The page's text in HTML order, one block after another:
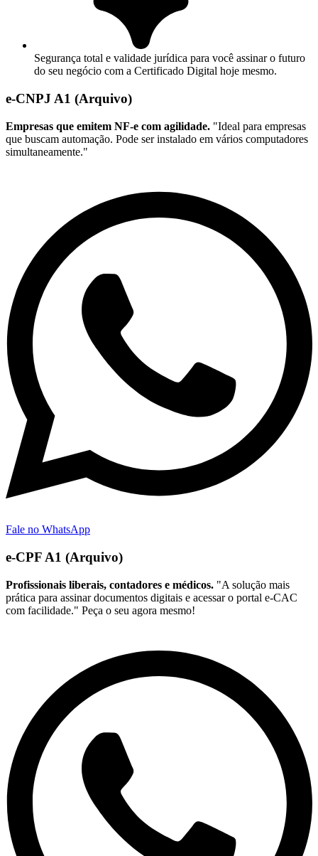
Segurança total e validade jurídica para você assinar o futuro
do seu negócio com a Certificado Digital hoje mesmo.
e-CNPJ A1 (Arquivo)
Empresas que emitem NF-e com agilidade. "Ideal para empresas
que buscam automação. Pode ser instalado em vários computadores
simultaneamente."
Fale no WhatsApp
e-CPF A1 (Arquivo)
Profissionais liberais, contadores e médicos. "A solução mais
prática para assinar documentos digitais e acessar o portal e-CAC
com facilidade." Peça o seu agora mesmo!